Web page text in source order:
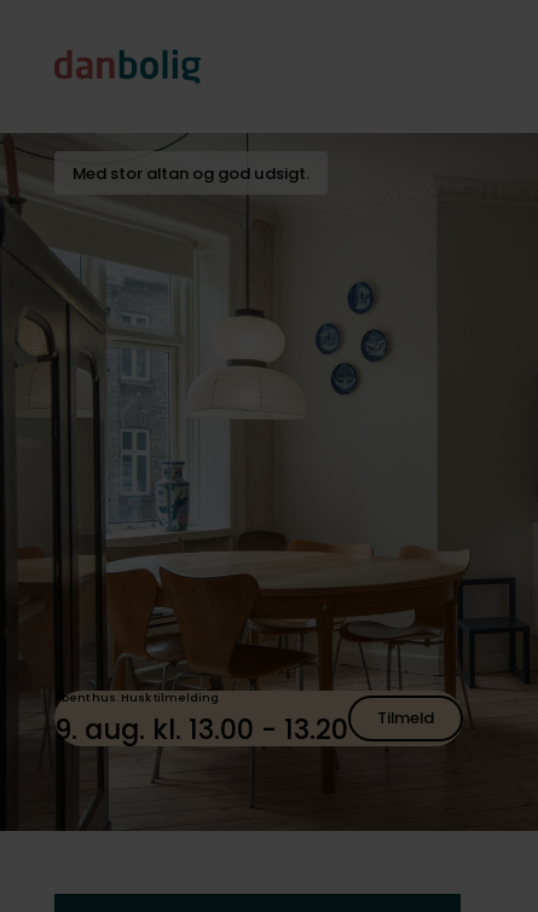
Med stor altan og god udsigt.
Åbent hus. Husk tilmelding
9. aug. kl. 13.00 - 13.20 Tilmeld